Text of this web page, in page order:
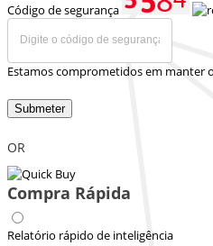
Código de segurança
Estamos comprometidos em manter
Submeter
OR
Compra Rápida
Relatório rápido de inteligência